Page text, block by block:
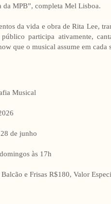
da MPB”, completa Mel Lisboa.
da vida e obra de Rita Lee,
participa ativamente,
que o musical assume em cada
Musical
de junho
às 17h
e Frisas R$180, Valor